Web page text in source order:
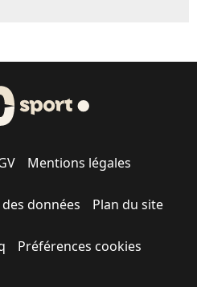
Mentions légales
données Plan du site
Préférences cookies